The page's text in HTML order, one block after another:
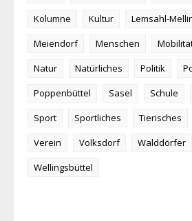
Kolumne
Kultur
Lemsahl-
Meiendorf
Menschen
Natur
Natürliches Politik
Poppenbüttel
Sasel Schule
Sport
Sportliches Tierisches
Verein
Volksdorf Walddörfer
Wellingsbüttel